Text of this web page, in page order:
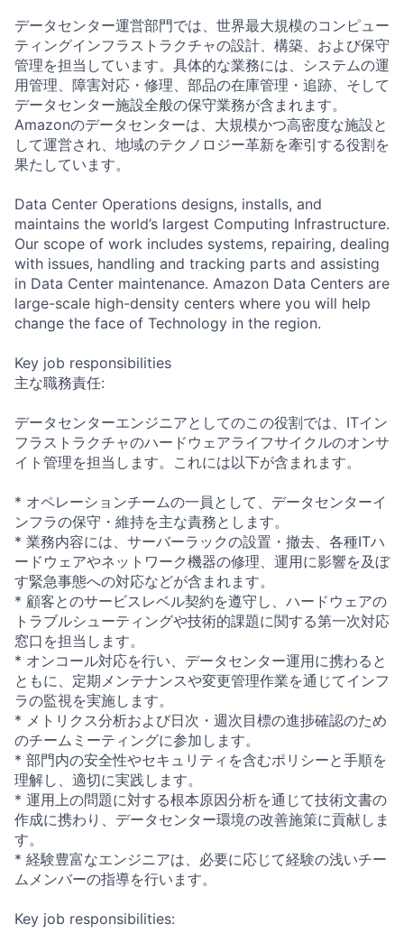
データセンター運営部門では、世界最大規模のコンピュー
ティングインフラストラクチャの設計、構築、および保守
管理を担当しています。具体的な業務には、システムの運
用管理、障害対応・修理、部品の在庫管理・追跡、そして
データセンター施設全般の保守業務が含まれます。
Amazonのデータセンターは、大規模かつ高密度な施設と
して運営され、地域のテクノロジー革新を牽引する役割を
果たしています。
Data Center Operations designs, installs, and
maintains the world’s largest Computing Infrastructure.
Our scope of work includes systems, repairing, dealing
with issues, handling and tracking parts and assisting
in Data Center maintenance. Amazon Data Centers are
large-scale high-density centers where you will help
change the face of Technology in the region.
Key job responsibilities
主な職務責任:
データセンターエンジニアとしてのこの役割では、ITイン
フラストラクチャのハードウェアライフサイクルのオンサ
イト管理を担当します。これには以下が含まれます。
* オペレーションチームの一員として、データセンターイ
ンフラの保守・維持を主な責務とします。
* 業務内容には、サーバーラックの設置・撤去、各種ITハ
ードウェアやネットワーク機器の修理、運用に影響を及ぼ
す緊急事態への対応などが含まれます。
* 顧客とのサービスレベル契約を遵守し、ハードウェアの
トラブルシューティングや技術的課題に関する第一次対応
窓口を担当します。
* オンコール対応を行い、データセンター運用に携わると
ともに、定期メンテナンスや変更管理作業を通じてインフ
ラの監視を実施します。
* メトリクス分析および日次・週次目標の進捗確認のため
のチームミーティングに参加します。
* 部門内の安全性やセキュリティを含むポリシーと手順を
理解し、適切に実践します。
* 運用上の問題に対する根本原因分析を通じて技術文書の
作成に携わり、データセンター環境の改善施策に貢献しま
す。
* 経験豊富なエンジニアは、必要に応じて経験の浅いチー
ムメンバーの指導を行います。
Key job responsibilities: